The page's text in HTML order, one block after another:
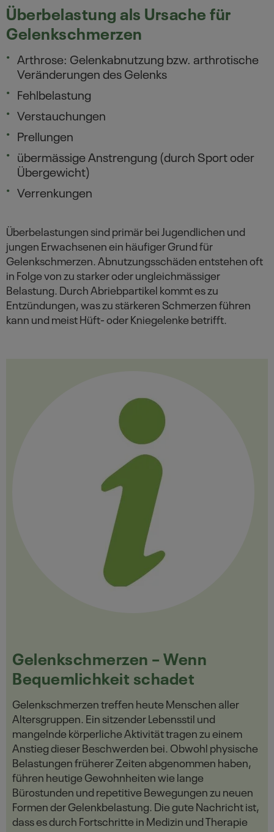
Überbelastung als Ursache für
Gelenkschmerzen
Arthrose: Gelenkabnutzung bzw. arthrotische
Veränderungen des Gelenks
Fehlbelastung
Verstauchungen
Prellungen
übermässige Anstrengung (durch Sport oder
Übergewicht)
Verrenkungen
Überbelastungen sind primär bei Jugendlichen und
jungen Erwachsenen ein häufiger Grund für
Gelenkschmerzen. Abnutzungsschäden entstehen oft
in Folge von zu starker oder ungleichmässiger
Belastung. Durch Abriebpartikel kommt es zu
Entzündungen, was zu stärkeren Schmerzen führen
kann und meist Hüft- oder Kniegelenke betrifft.
Gelenkschmerzen – Wenn
Bequemlichkeit schadet
Gelenkschmerzen treffen heute Menschen aller
Altersgruppen. Ein sitzender Lebensstil und
mangelnde körperliche Aktivität tragen zu einem
Anstieg dieser Beschwerden bei. Obwohl physische
Belastungen früherer Zeiten abgenommen haben,
führen heutige Gewohnheiten wie lange
Bürostunden und repetitive Bewegungen zu neuen
Formen der Gelenkbelastung. Die gute Nachricht ist,
dass es durch Fortschritte in Medizin und Therapie